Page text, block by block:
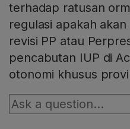
terhadap ratusan
regulasi apakah
revisi PP atau
pencabutan IUP di
otonomi khusus